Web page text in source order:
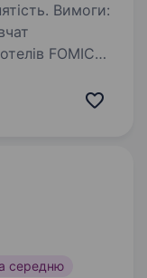
Вимоги:
FOMICH
середню